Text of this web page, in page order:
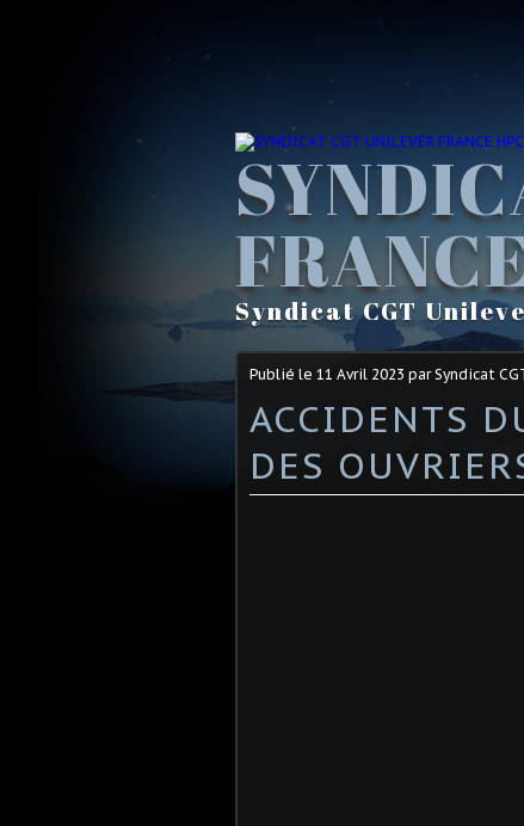
Syndicat CGT
Publié le 11 Avril 2023 par Syndicat
ACCIDENTS
DES